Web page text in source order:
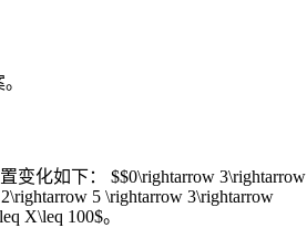
变化如下： $$0\rightarrow 3\rightarrow
5 \rightarrow 3\rightarrow
X\leq 100$。